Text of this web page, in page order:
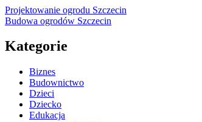
Projektowanie ogrodu Szczecin
Budowa ogrodów Szczecin
Kategorie
Biznes
Budownictwo
Dzieci
Dziecko
Edukacja